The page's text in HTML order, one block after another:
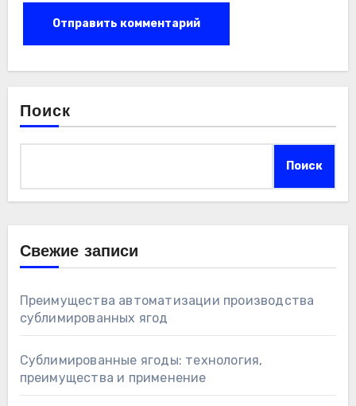
Поиск
Поиск
Свежие записи
Преимущества автоматизации производства
сублимированных ягод
Сублимированные ягоды: технология,
преимущества и применение